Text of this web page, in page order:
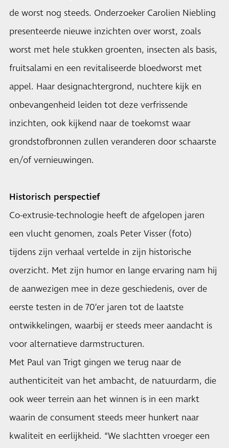
de worst nog steeds. Onderzoeker Carolien Niebling
presenteerde nieuwe inzichten over worst, zoals
worst met hele stukken groenten, insecten als basis,
fruitsalami en een revitaliseerde bloedworst met
appel. Haar designachtergrond, nuchtere kijk en
onbevangenheid leiden tot deze verfrissende
inzichten, ook kijkend naar de toekomst waar
grondstofbronnen zullen veranderen door schaarste
en/of vernieuwingen.
Historisch perspectief
Co-extrusie-technologie heeft de afgelopen jaren
een vlucht genomen, zoals Peter Visser (foto)
tijdens zijn verhaal vertelde in zijn historische
overzicht. Met zijn humor en lange ervaring nam hij
de aanwezigen mee in deze geschiedenis, over de
eerste testen in de 70’er jaren tot de laatste
ontwikkelingen, waarbij er steeds meer aandacht is
voor alternatieve darmstructuren.
Met Paul van Trigt gingen we terug naar de
authenticiteit van het ambacht, de natuurdarm, die
ook weer terrein aan het winnen is in een markt
waarin de consument steeds meer hunkert naar
kwaliteit en eerlijkheid. “We slachtten vroeger een